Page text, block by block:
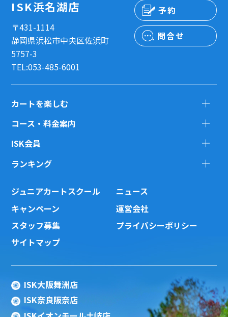
ISK浜名湖店
〒431-1114
静岡県浜松市中央区佐浜町
5757-3
TEL:053-485-6001
予約
問合せ
カートを楽しむ
コース・料金案内
ISK会員
ランキング
ジュニアカートスクール
ニュース
キャンペーン
運営会社
スタッフ募集
プライバシーポリシー
サイトマップ
ISK大阪舞洲店
ISK奈良阪奈店